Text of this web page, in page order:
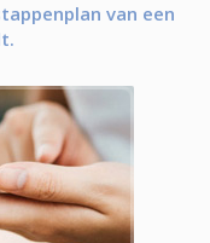
van een